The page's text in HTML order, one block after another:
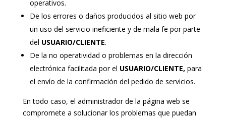
operativos.
De los errores o daños producidos al sitio web por
un uso del servicio ineficiente y de mala fe por parte
del USUARIO/CLIENTE.
De la no operatividad o problemas en la dirección
electrónica facilitada por el USUARIO/CLIENTE, para
el envío de la confirmación del pedido de servicios.
En todo caso, el administrador de la página web se
compromete a solucionar los problemas que puedan